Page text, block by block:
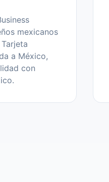
mexicanos
a México,
con